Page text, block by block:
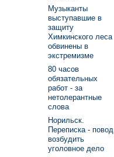
Музыканты
выступавшие в
защиту
Химкинского леса
обвинены в
экстремизме
80 часов
обязательных
работ - за
нетолерантные
слова
Норильск.
Переписка - повод
возбудить
уголовное дело